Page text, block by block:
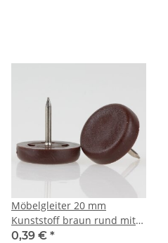
Möbelgleiter 20 mm
Kunststoff braun rund mit
Nagel – Bodenschoner
0,39 € *